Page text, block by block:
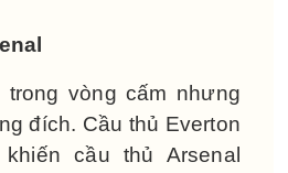
vòng cấm nhưng
đích. Cầu thủ Everton
cầu thủ Arsenal